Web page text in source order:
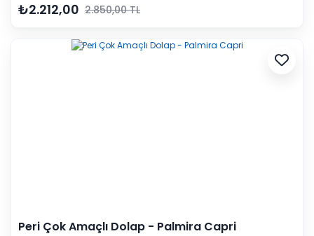
₺2.212,00 2.850,00 TL
Peri Çok Amaçlı Dolap - Palmira Capri